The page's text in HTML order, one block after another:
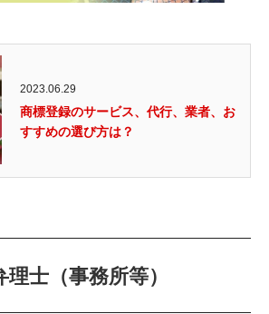
2023.06.29
商標登録のサービス、代行、業者、お
すすめの選び方は？
士（事務所等）